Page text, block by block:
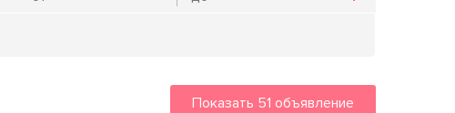
Показать 51 объявление